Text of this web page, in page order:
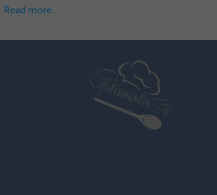
Read more…